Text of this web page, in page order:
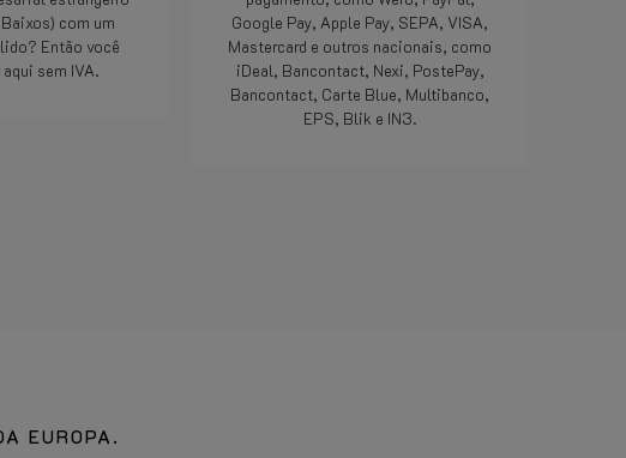
com um
Então você
sem IVA.
Google Pay, Apple Pay, SEPA, VISA,
Mastercard e outros nacionais, como
iDeal, Bancontact, Nexi, PostePay,
Bancontact, Carte Blue, Multibanco,
EPS, Blik e IN3.
EUROPA.